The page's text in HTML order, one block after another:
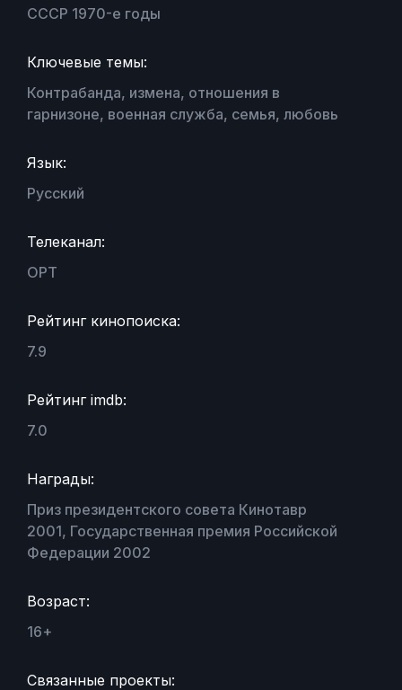
СССР 1970-е годы
Ключевые темы:
Контрабанда, измена, отношения в
гарнизоне, военная служба, семья, любовь
Язык:
Русский
Телеканал:
ОРТ
Рейтинг кинопоиска:
7.9
Рейтинг imdb:
7.0
Награды:
Приз президентского совета Кинотавр
2001, Государственная премия Российской
Федерации 2002
Возраст:
16+
Связанные проекты: